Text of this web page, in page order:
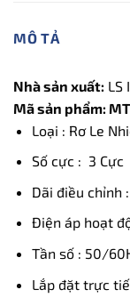
MÔ TẢ
Nhà sản xuất: LS
Mã sản phẩm:
Loại : Rơ Le
Số cực : 3 Cực
Dãi điều chỉnh :
Điện áp hoạt
Tần số : 50/
Lắp đặt trực